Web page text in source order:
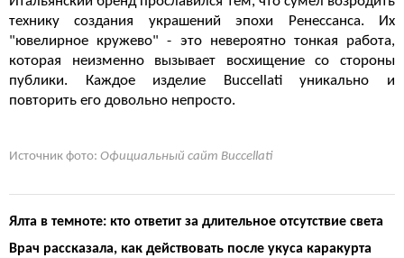
технику создания украшений эпохи Ренессанса. Их
"ювелирное кружево" - это невероятно тонкая работа,
которая неизменно вызывает восхищение со стороны
публики. Каждое изделие Buccellati уникально и
повторить его довольно непросто.
Источник фото: Официальный сайт Buccellati
Ялта в темноте: кто ответит за длительное отсутствие света
Врач рассказала, как действовать после укуса каракурта